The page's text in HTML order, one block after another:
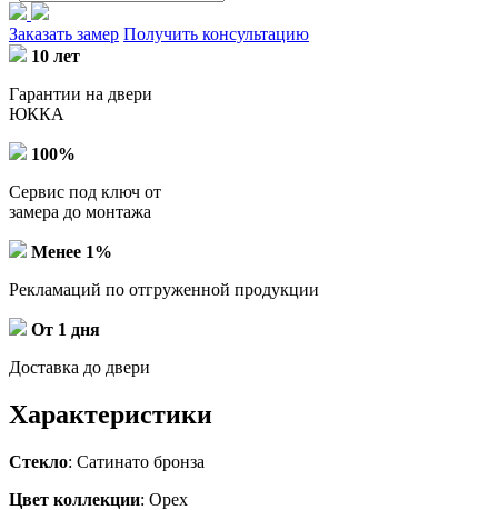
Заказать замер Получить консультацию
10 лет
Гарантии на двери
ЮККА
100%
Сервис под ключ от
замера до монтажа
Менее 1%
Рекламаций по отгруженной продукции
От 1 дня
Доставка до двери
Характеристики
Стекло: Сатинато бронза
Цвет коллекции: Орех